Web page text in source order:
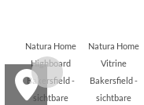
Natura Home
Highboard
Bakersfield -
sichtbare
Natura Home
Vitrine
Bakersfield -
sichtbare